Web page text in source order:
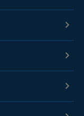


